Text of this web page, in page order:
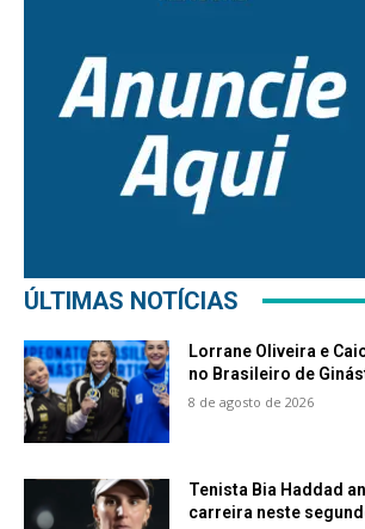
ÚLTIMAS NOTÍCIAS
Lorrane Oliveira e
no Brasileiro de
8 de agosto de 2026
Tenista Bia Haddad
carreira neste